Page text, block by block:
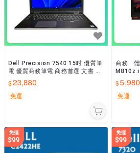
Dell Precision 7540 15吋 優質筆
電 優質商務筆電 商務首選 文書 辦
公 追劇 二手筆電
23,880
免運
商務一
M810z
5,980
免運